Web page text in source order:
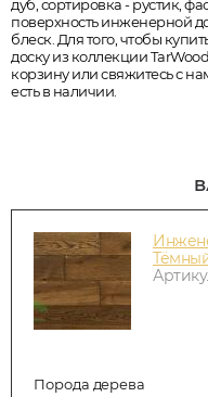
дуб, сортировка - рустик,
поверхность инженерной
блеск. Для того, чтобы
доску из коллекции
корзину или свяжитесь с
есть в наличии.
Порода дерева